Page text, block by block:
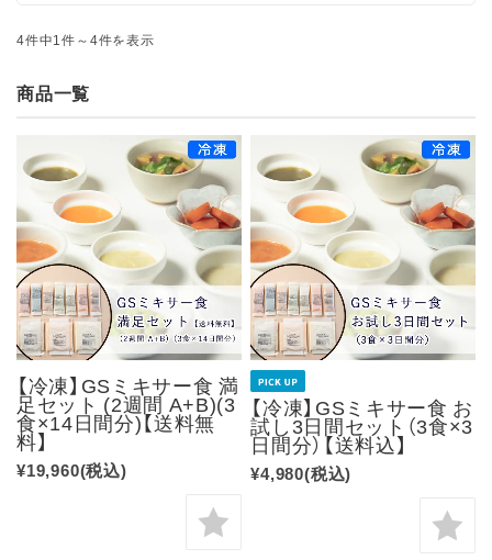
4件中1件～4件を表示
商品一覧
【冷凍】GSミキサー食 満
足セット (2週間 A+B)(3
食×14日間分)【送料無
料】
¥19,960(税込)
【冷凍】GSミキサー食 お
試し3日間セット（3食×3
日間分）【送料込】
¥4,980(税込)